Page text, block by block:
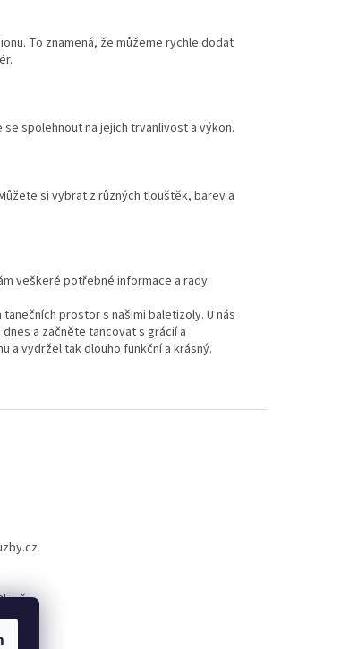
To znamená, že můžeme rychle dodat
spolehnout na jejich trvanlivost a výkon.
si vybrat z různých tlouštěk, barev a
veškeré potřebné informace a rady.
prostor s našimi baletizoly. U nás
a začněte tancovat s grácií a
a vydržel tak dlouho funkční a krásný.